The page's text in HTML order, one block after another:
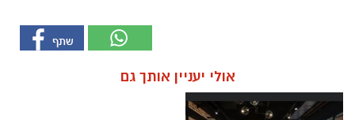
אולי יעניין אותך גם